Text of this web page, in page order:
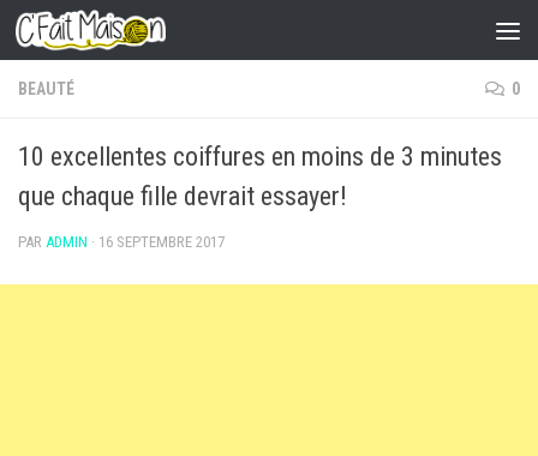
Skip to content
BEAUTÉ 0
10 excellentes coiffures en moins de 3 minutes
que chaque fille devrait essayer!
PAR ADMIN · 16 SEPTEMBRE 2017